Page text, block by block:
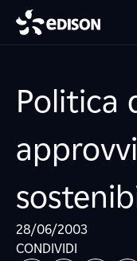
Politica
28/06/2003
CONDIVIDI